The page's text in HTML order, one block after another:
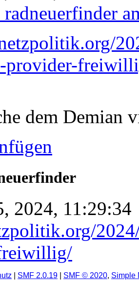
provider-
dem Demian
2024, 11:29:34
SMF 2.0.19 SMF © 2020, Simple